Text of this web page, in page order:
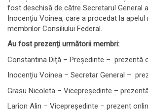
fost deschisă de către Secretarul General
Inocențiu Voinea, care a procedat la apelul
membrilor Consiliului Federal.
Au fost prezenți următorii membri:
Constantina Diță – Președinte – prezentă
Inocențiu Voinea – Secretar General –
Grasu Nicoleta – Vicepreședinte –
Larion Alin – Vicepreședinte – prezent